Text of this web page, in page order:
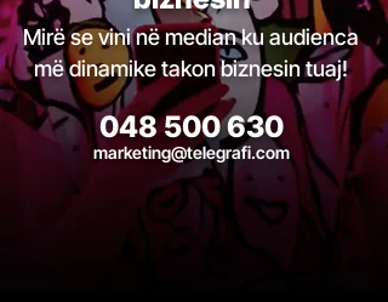
Mirë se vini në median ku audienca
më dinamike takon biznesin tuaj!
048 500 630
marketing@telegrafi.com